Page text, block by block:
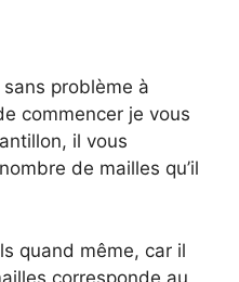
sans problème à
commencer je vous
il vous
de mailles qu’il
quand même, car il
corresponde au